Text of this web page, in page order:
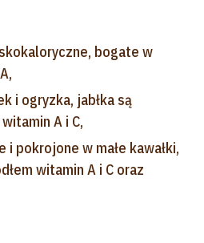
bogate w
i ogryzka, jabłka są
A i C,
i pokrojone w małe kawałki,
witamin A i C oraz